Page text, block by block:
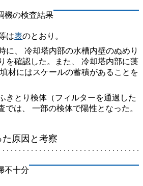
機の検査結果
は表のとおり。
に、 冷却塔内部の水槽内壁のぬめり
を確認した。また、 冷却塔内部に藻
材にはスケールの蓄積があることを
きとり検体（フィルターを通過した
では、 一部の検体で陽性となった。
た原因と考察
不十分